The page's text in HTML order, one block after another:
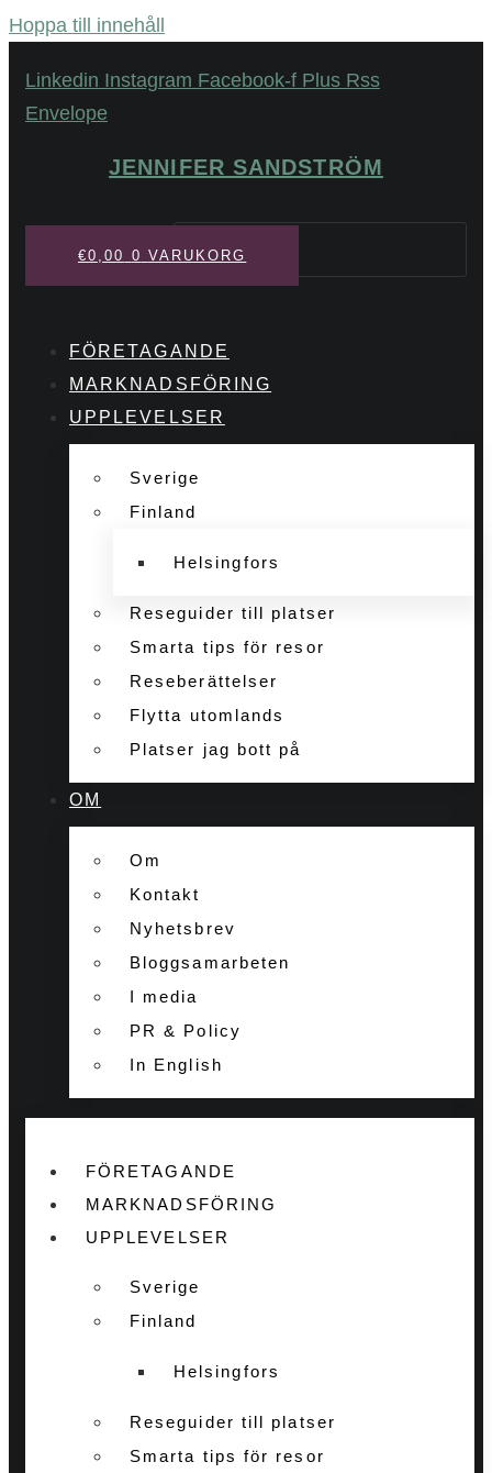
Hoppa till innehåll
Linkedin Instagram Facebook-f Plus Rss
Envelope
JENNIFER SANDSTRÖM
Sök
€0,00 0 VARUKORG
FÖRETAGANDE
MARKNADSFÖRING
UPPLEVELSER
Sverige
Finland
Helsingfors
Reseguider till platser
Smarta tips för resor
Reseberättelser
Flytta utomlands
Platser jag bott på
OM
Om
Kontakt
Nyhetsbrev
Bloggsamarbeten
I media
PR & Policy
In English
FÖRETAGANDE
MARKNADSFÖRING
UPPLEVELSER
Sverige
Finland
Helsingfors
Reseguider till platser
Smarta tips för resor